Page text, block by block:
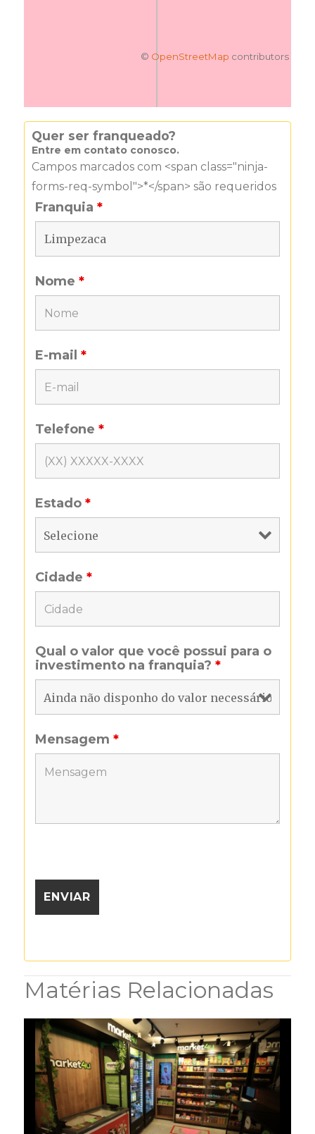
© OpenStreetMap contributors
Quer ser franqueado?
Entre em contato conosco.
Campos marcados com <span class="ninja-
forms-req-symbol">*</span> são requeridos
Franquia*
Nome*
E-mail*
Telefone*
Estado*
Cidade*
Qual o valor que você possui para o
investimento na franquia?*
Mensagem*
Matérias Relacionadas